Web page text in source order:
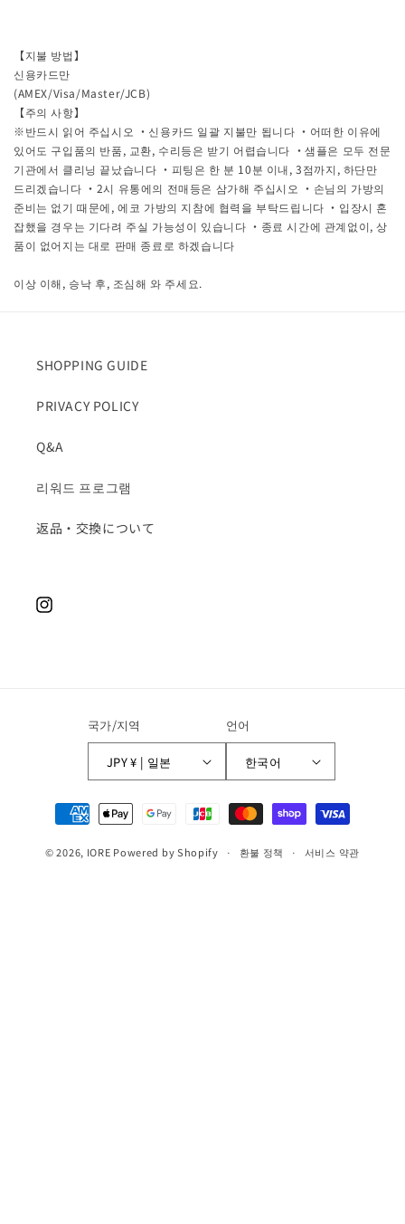
【지불 방법】
신용카드만
(AMEX/Visa/Master/JCB)
【주의 사항】
※반드시 읽어 주십시오 ・신용카드 일괄 지불만 됩니다 ・어떠한 이유에
있어도 구입품의 반품, 교환, 수리등은 받기 어렵습니다 ・샘플은 모두 전문
기관에서 클리닝 끝났습니다 ・피팅은 한 분 10분 이내, 3점까지, 하단만
드리겠습니다 ・2시 유통에의 전매등은 삼가해 주십시오 ・손님의 가방의
준비는 없기 때문에, 에코 가방의 지참에 협력을 부탁드립니다 ・입장시 혼
잡했을 경우는 기다려 주실 가능성이 있습니다 ・종료 시간에 관계없이, 상
품이 없어지는 대로 판매 종료로 하겠습니다
이상 이해, 승낙 후, 조심해 와 주세요.
SHOPPING GUIDE
PRIVACY POLICY
Q&A
리워드 프로그램
返品・交換について
Instagram
국가/지역
JPY ¥ | 일본
언어
한국어
결
제
방
© 2026, IORE Powered by Shopify 환불 정책 서비스 약관